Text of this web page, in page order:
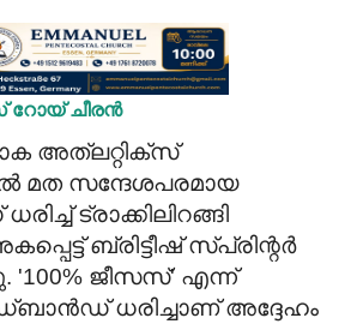
റോയ് ചീരൻ
അത്ലറ്റിക്സ്
മത സന്ദേശപരമായ
ട്രാക്കിലിറങ്ങി
ബ്രിട്ടീഷ് സ്പ്രിന്റര്‍
ജീസസ്' എന്ന്
ധരിച്ചാണ് അദ്ദേഹം